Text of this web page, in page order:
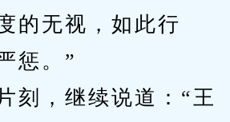
的无视，如此行
惩。”
，继续说道：“王